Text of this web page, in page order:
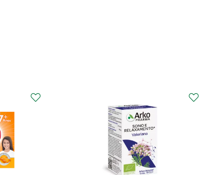
MATRIX OCULAR
Matrix Ocular 3 Solução
Oftálmica Lubrificante – 10ml